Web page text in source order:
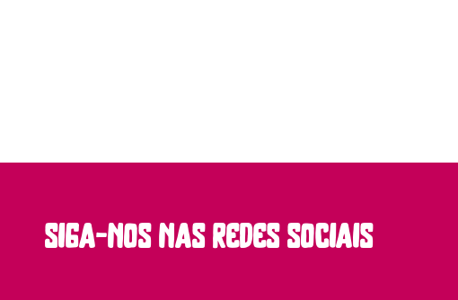
siga-nos nas redes sociais